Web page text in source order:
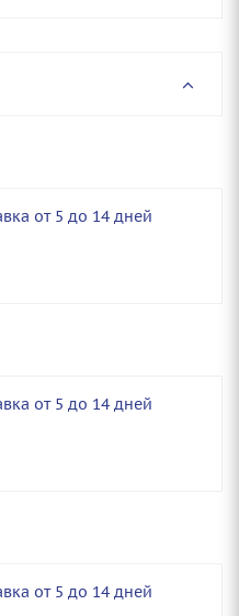
от 5 до 14 дней
от 5 до 14 дней
от 5 до 14 дней